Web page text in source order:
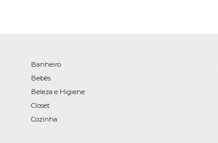
Banheiro
Bebês
Beleza e Higiene
Closet
Cozinha